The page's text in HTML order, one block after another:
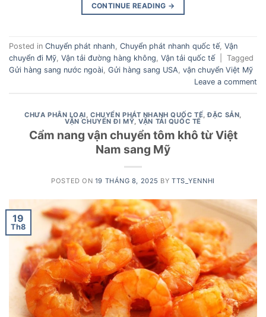
CONTINUE READING →
Posted in Chuyển phát nhanh, Chuyển phát nhanh quốc tế, Vận
chuyển đi Mỹ, Vận tải đường hàng không, Vận tải quốc tế
Tagged
Gửi hàng sang nước ngoài, Gửi hàng sang USA, vận chuyển Việt Mỹ
Leave a comment
CHƯA PHÂN LOẠI,CHUYỂN PHÁT NHANH QUỐC TẾ,ĐẶC SẢN,
VẬN CHUYỂN ĐI MỸ,VẬN TẢI QUỐC TẾ
Cẩm nang vận chuyển tôm khô từ Việt
Nam sang Mỹ
POSTED ON 19 THÁNG 8, 2025 BYTTS_YENNHI
19
Th8